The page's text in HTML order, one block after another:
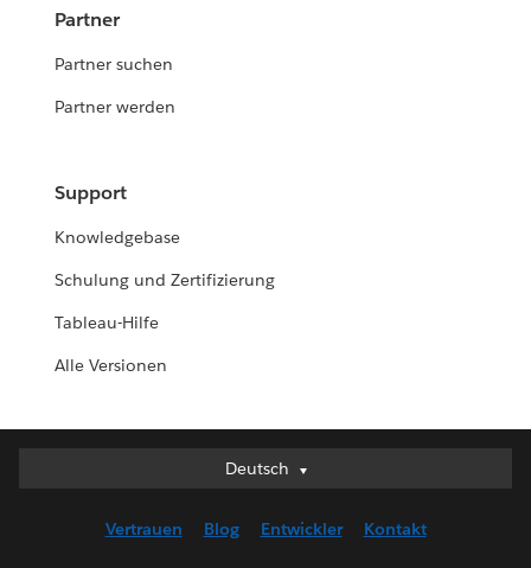
Partner
Partner suchen
Partner werden
Support
Knowledgebase
Schulung und Zertifizierung
Tableau-Hilfe
Alle Versionen
Deutsch
Deutsch
English (US)
Vertrauen Blog Entwickler Kontakt